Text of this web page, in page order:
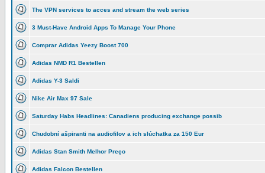
The VPN services to acces and stream the web series
3 Must-Have Android Apps To Manage Your Phone
Comprar Adidas Yeezy Boost 700
Adidas NMD R1 Bestellen
Adidas Y-3 Saldi
Nike Air Max 97 Sale
Saturday Habs Headlines: Canadiens producing exchange possib
Chudobní ašpiranti na audiofilov a ich slúchatka za 150 Eur
Adidas Stan Smith Melhor Preço
Adidas Falcon Bestellen